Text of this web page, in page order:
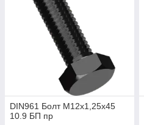
DIN961 Болт М12х1,25х45
10.9 БП пр